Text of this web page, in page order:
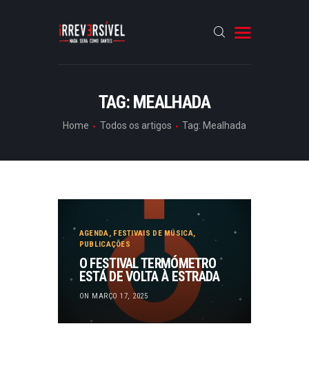
TAG: MEALHADA
Home Todos os artigos Tag: Mealhada
CRÓNICAS
AGENDA, FESTIVAIS DE MÚSICA,
PUBLICAÇÕES
O FESTIVAL TERMÓMETRO
ESTÁ DE VOLTA À ESTRADA
ON MARÇO 17, 2025